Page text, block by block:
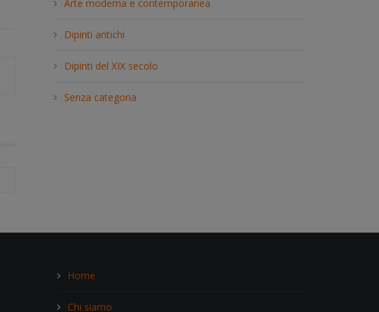
h
Arte moderna e contemporanea
Dipinti antichi
Dipinti del XIX secolo
Senza categoria
Home
Chi siamo